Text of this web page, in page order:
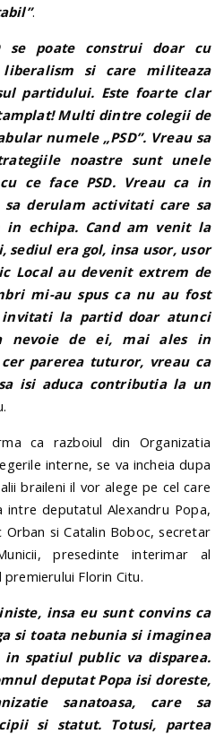
.
se poate construi doar cu
si care militeaza
partidului. Este foarte clar
Multi dintre colegii de
numele „PSD”. Vreau sa
noastre sunt unele
ce face PSD. Vreau ca in
sa derulam activitati care sa
in echipa. Cand am venit la
sediul era gol, insa usor, usor
Local au devenit extrem de
mi-au spus ca nu au fost
la partid doar atunci
nevoie de ei, mai ales in
parerea tuturor, vreau ca
isi aduca contributia la un
ca razboiul din Organizatia
interne, se va incheia dupa
braileni il vor alege pe cel care
intre deputatul Alexandru Popa,
si Catalin Boboc, secretar
presedinte interimar al
Florin Citu.
insa eu sunt convins ca
si toata nebunia si imaginea
spatiul public va disparea.
deputat Popa isi doreste,
sanatoasa, care sa
si statut. Totusi, partea